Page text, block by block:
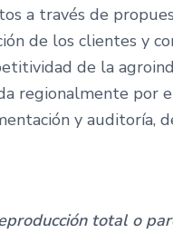
a través de
de los clientes y
de la
regionalmente por
y auditoría,
total o